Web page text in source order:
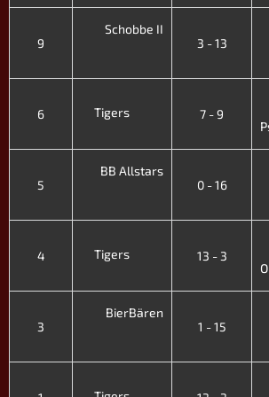
9
Schobbe II
3 - 13
6 Tigers 7 - 9
5
BB Allstars
0 - 16
4 Tigers 13 - 3
3
BierBären
1 - 15